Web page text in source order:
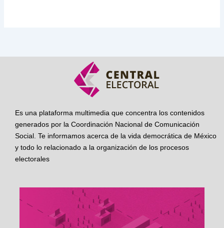
Es una plataforma multimedia que concentra los contenidos
generados por la Coordinación Nacional de Comunicación
Social. Te informamos acerca de la vida democrática de México
y todo lo relacionado a la organización de los procesos
electorales